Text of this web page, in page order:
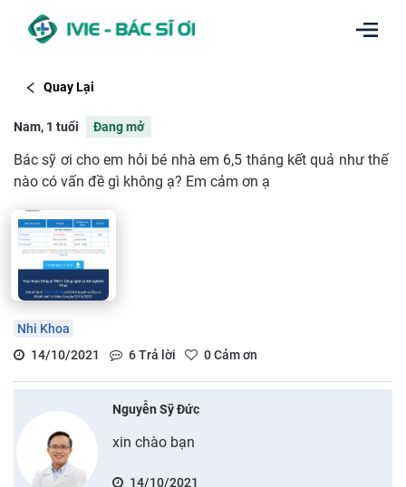
Quay Lại
Nam, 1 tuổi Đang mở
Bác sỹ ơi cho em hỏi bé nhà em 6,5 tháng kết quả như thế
nào có vấn đề gì không ạ? Em cảm ơn ạ
Nhi Khoa
14/10/2021
6Trả lời 0Cảm ơn
Nguyễn Sỹ Đức
xin chào bạn
14/10/2021